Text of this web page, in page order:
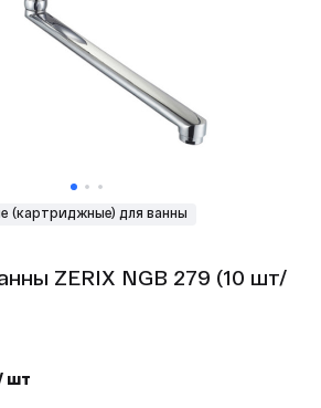
(картриджные) для ванны
ZERIX NGB 279 (10 шт/
шт